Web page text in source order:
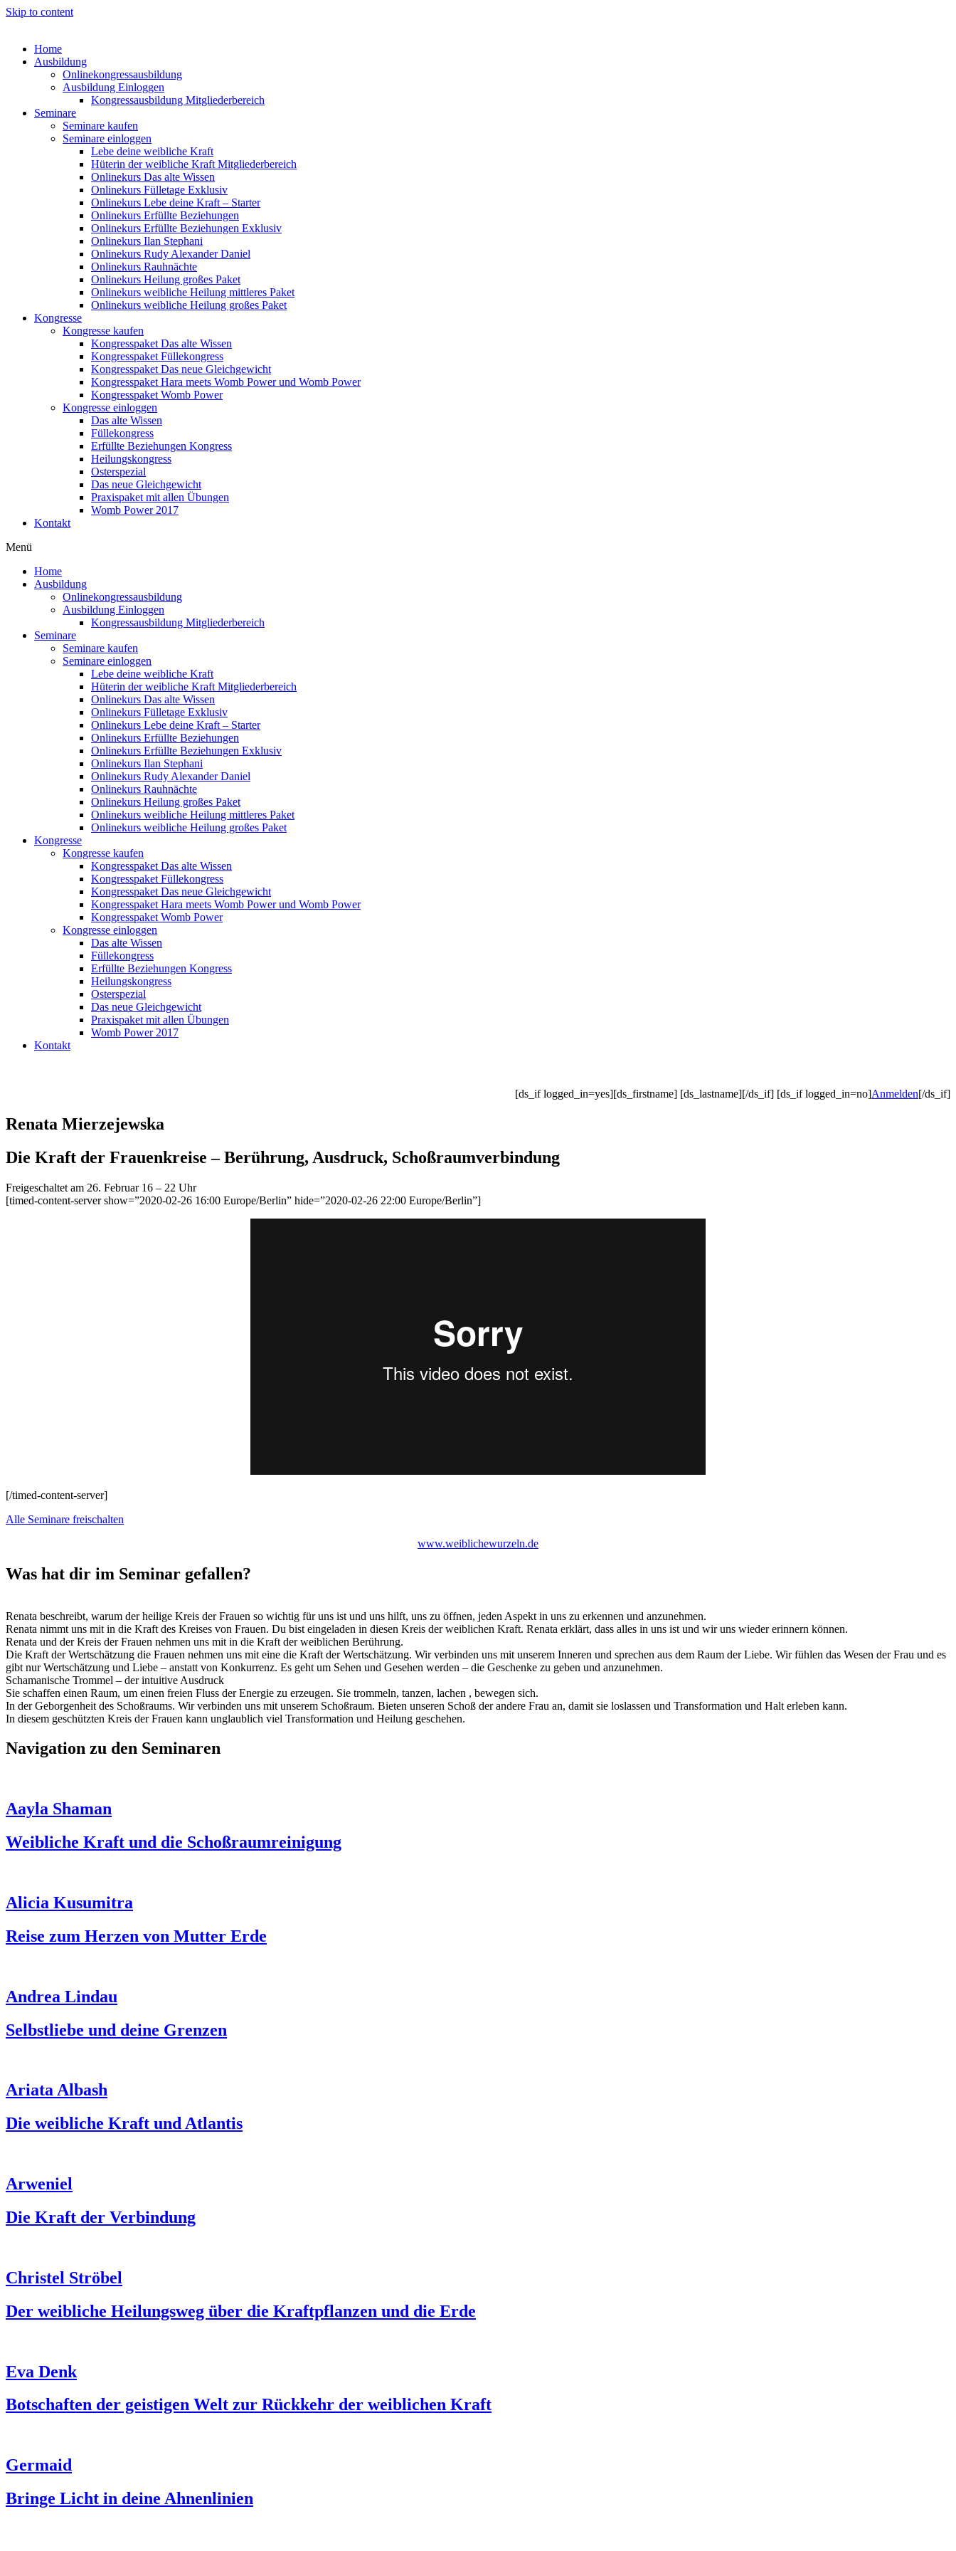
Skip to content
Home
Ausbildung
Onlinekongressausbildung
Ausbildung Einloggen
Kongressausbildung Mitgliederbereich
Seminare
Seminare kaufen
Seminare einloggen
Lebe deine weibliche Kraft
Hüterin der weibliche Kraft Mitgliederbereich
Onlinekurs Das alte Wissen
Onlinekurs Fülletage Exklusiv
Onlinekurs Lebe deine Kraft – Starter
Onlinekurs Erfüllte Beziehungen
Onlinekurs Erfüllte Beziehungen Exklusiv
Onlinekurs Ilan Stephani
Onlinekurs Rudy Alexander Daniel
Onlinekurs Rauhnächte
Onlinekurs Heilung großes Paket
Onlinekurs weibliche Heilung mittleres Paket
Onlinekurs weibliche Heilung großes Paket
Kongresse
Kongresse kaufen
Kongresspaket Das alte Wissen
Kongresspaket Füllekongress
Kongresspaket Das neue Gleichgewicht
Kongresspaket Hara meets Womb Power und Womb Power
Kongresspaket Womb Power
Kongresse einloggen
Das alte Wissen
Füllekongress
Erfüllte Beziehungen Kongress
Heilungskongress
Osterspezial
Das neue Gleichgewicht
Praxispaket mit allen Übungen
Womb Power 2017
Kontakt
Menü
Home
Ausbildung
Onlinekongressausbildung
Ausbildung Einloggen
Kongressausbildung Mitgliederbereich
Seminare
Seminare kaufen
Seminare einloggen
Lebe deine weibliche Kraft
Hüterin der weibliche Kraft Mitgliederbereich
Onlinekurs Das alte Wissen
Onlinekurs Fülletage Exklusiv
Onlinekurs Lebe deine Kraft – Starter
Onlinekurs Erfüllte Beziehungen
Onlinekurs Erfüllte Beziehungen Exklusiv
Onlinekurs Ilan Stephani
Onlinekurs Rudy Alexander Daniel
Onlinekurs Rauhnächte
Onlinekurs Heilung großes Paket
Onlinekurs weibliche Heilung mittleres Paket
Onlinekurs weibliche Heilung großes Paket
Kongresse
Kongresse kaufen
Kongresspaket Das alte Wissen
Kongresspaket Füllekongress
Kongresspaket Das neue Gleichgewicht
Kongresspaket Hara meets Womb Power und Womb Power
Kongresspaket Womb Power
Kongresse einloggen
Das alte Wissen
Füllekongress
Erfüllte Beziehungen Kongress
Heilungskongress
Osterspezial
Das neue Gleichgewicht
Praxispaket mit allen Übungen
Womb Power 2017
Kontakt
[ds_if logged_in=yes][ds_firstname] [ds_lastname][/ds_if] [ds_if logged_in=no]Anmelden[/ds_if]
Renata Mierzejewska
Die Kraft der Frauenkreise – Berührung, Ausdruck, Schoßraumverbindung
Freigeschaltet am 26. Februar 16 – 22 Uhr
[timed-content-server show=”2020-02-26 16:00 Europe/Berlin” hide=”2020-02-26 22:00 Europe/Berlin”]
[/timed-content-server]
Alle Seminare freischalten
www.weiblichewurzeln.de
Was hat dir im Seminar gefallen?
Renata beschreibt, warum der heilige Kreis der Frauen so wichtig für uns ist und uns hilft, uns zu öffnen, jeden Aspekt in uns zu erkennen und anzunehmen.
Renata nimmt uns mit in die Kraft des Kreises von Frauen. Du bist eingeladen in diesen Kreis der weiblichen Kraft. Renata erklärt, dass alles in uns ist und wir uns wieder erinnern können.
Renata und der Kreis der Frauen nehmen uns mit in die Kraft der weiblichen Berührung.
Die Kraft der Wertschätzung die Frauen nehmen uns mit eine die Kraft der Wertschätzung. Wir verbinden uns mit unserem Inneren und sprechen aus dem Raum der Liebe. Wir fühlen das Wesen der Frau und es
gibt nur Wertschätzung und Liebe – anstatt von Konkurrenz. Es geht um Sehen und Gesehen werden – die Geschenke zu geben und anzunehmen.
Schamanische Trommel – der intuitive Ausdruck
Sie schaffen einen Raum, um einen freien Fluss der Energie zu erzeugen. Sie trommeln, tanzen, lachen , bewegen sich.
In der Geborgenheit des Schoßraums. Wir verbinden uns mit unserem Schoßraum. Bieten unseren Schoß der andere Frau an, damit sie loslassen und Transformation und Halt erleben kann.
In diesem geschützten Kreis der Frauen kann unglaublich viel Transformation und Heilung geschehen.
Navigation zu den Seminaren
Aayla Shaman
Weibliche Kraft und die Schoßraumreinigung
Alicia Kusumitra
Reise zum Herzen von Mutter Erde
Andrea Lindau
Selbstliebe und deine Grenzen
Ariata Albash
Die weibliche Kraft und Atlantis
Arweniel
Die Kraft der Verbindung
Christel Ströbel
Der weibliche Heilungsweg über die Kraftpflanzen und die Erde
Eva Denk
Botschaften der geistigen Welt zur Rückkehr der weiblichen Kraft
Germaid
Bringe Licht in deine Ahnenlinien